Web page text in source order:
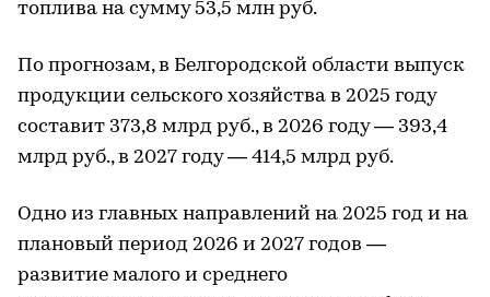
топлива на сумму 53,5 млн руб.
По прогнозам, в Белгородской области выпуск
продукции сельского хозяйства в 2025 году
составит 373,8 млрд руб., в 2026 году — 393,4
млрд руб., в 2027 году — 414,5 млрд руб.
Одно из главных направлений на 2025 год и на
плановый период 2026 и 2027 годов —
развитие малого и среднего